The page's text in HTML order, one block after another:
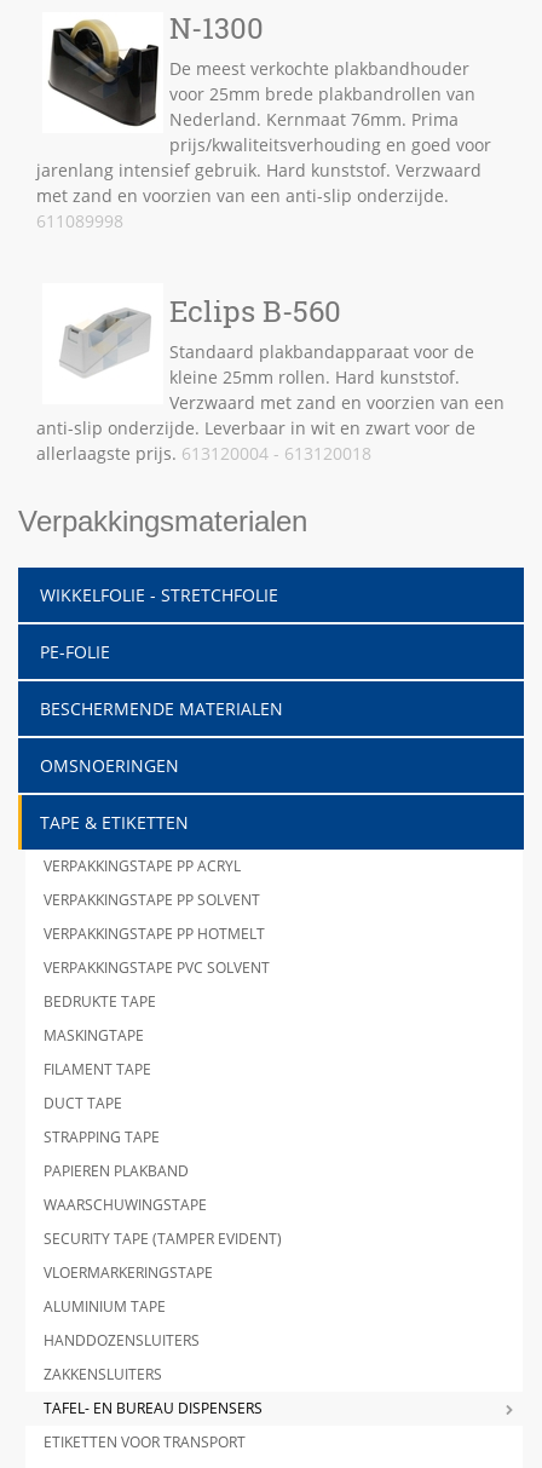
N-1300
De meest verkochte plakbandhouder
voor 25mm brede plakbandrollen van
Nederland. Kernmaat 76mm. Prima
prijs/kwaliteitsverhouding en goed voor
jarenlang intensief gebruik. Hard kunststof. Verzwaard
met zand en voorzien van een anti-slip onderzijde.
611089998
Eclips B-560
Standaard plakbandapparaat voor de
kleine 25mm rollen. Hard kunststof.
Verzwaard met zand en voorzien van een
anti-slip onderzijde. Leverbaar in wit en zwart voor de
allerlaagste prijs. 613120004 - 613120018
Verpakkingsmaterialen
WIKKELFOLIE - STRETCHFOLIE
PE-FOLIE
BESCHERMENDE MATERIALEN
OMSNOERINGEN
TAPE & ETIKETTEN
VERPAKKINGSTAPE PP ACRYL
VERPAKKINGSTAPE PP SOLVENT
VERPAKKINGSTAPE PP HOTMELT
VERPAKKINGSTAPE PVC SOLVENT
BEDRUKTE TAPE
MASKINGTAPE
FILAMENT TAPE
DUCT TAPE
STRAPPING TAPE
PAPIEREN PLAKBAND
WAARSCHUWINGSTAPE
SECURITY TAPE (TAMPER EVIDENT)
VLOERMARKERINGSTAPE
ALUMINIUM TAPE
HANDDOZENSLUITERS
ZAKKENSLUITERS
TAFEL- EN BUREAU DISPENSERS
ETIKETTEN VOOR TRANSPORT